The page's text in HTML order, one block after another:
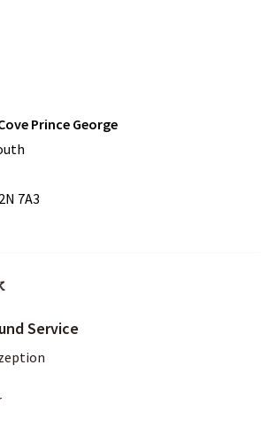
Prince George
7A3
Service